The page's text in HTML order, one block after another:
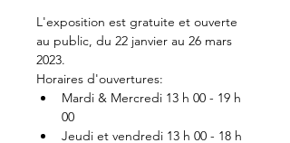
L'exposition est gratuite et ouverte
au public, du 22 janvier au 26 mars
2023.
Horaires d'ouvertures:
Mardi & Mercredi 13 h 00 - 19 h
00
Jeudi et vendredi 13 h 00 - 18 h